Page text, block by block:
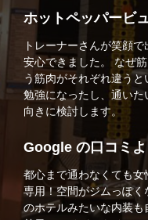
ホットペッパービ
トレーナーさんが笑顔
安心できました。 なぜ
う筋肉がそれぞれ違う
勉強になったし、通い
向きに検討します。
Google の口コミよ
都心まで通わなくても
専用！空間がジムっぽ
のホテルみたいな内装